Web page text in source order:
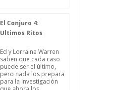
El Conjuro 4:
Ultimos Ritos
Ed y Lorraine Warren
saben que cada caso
puede ser el último,
pero nada los prepara
para la investigación